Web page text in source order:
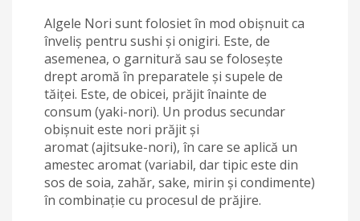
Algele Nori sunt folosiet în mod obișnuit ca
înveliș pentru sushi și onigiri. Este, de
asemenea, o garnitură sau se folosește
drept aromă în preparatele și supele de
tăiței. Este, de obicei, prăjit înainte de
consum (yaki-nori). Un produs secundar
obișnuit este nori prăjit și
aromat (ajitsuke-nori), în care se aplică un
amestec aromat (variabil, dar tipic este din
sos de soia, zahăr, sake, mirin și condimente)
în combinație cu procesul de prăjire.